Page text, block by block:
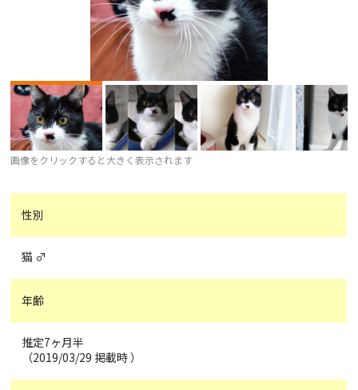
画像をクリックすると大きく表示されます
性別
猫 ♂
年齢
推定7ヶ月半
（2019/03/29 掲載時 ）